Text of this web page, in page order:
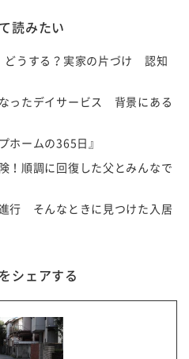
読みたい
どうする？実家の片づけ 認知
ったデイサービス 背景にある
ホームの365日』
！順調に回復した父とみんなで
行 そんなときに見つけた入居
シェアする